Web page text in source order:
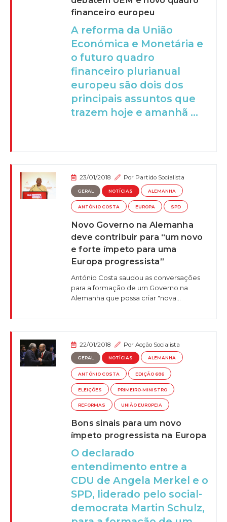
financeiro europeu
A reforma da União
Económica e Monetária e
o futuro quadro
financeiro plurianual
europeu são dois dos
principais assuntos que
trazem hoje e amanhã ...
23/01/2018 Por Partido Socialista
GERAL NOTÍCIAS ALEMANHA
ANTÓNIO COSTA EUROPA SPD
Novo Governo na Alemanha
deve contribuir para “um novo
e forte ímpeto para uma
Europa progressista”
António Costa saudou as conversações
para a formação de um Governo na
Alemanha que possa criar "nova...
22/01/2018 PorAcção Socialista
GERAL NOTÍCIAS ALEMANHA
ANTÓNIO COSTA EDIÇÃO 686
ELEIÇÕES PRIMEIRO-MINISTRO
REFORMAS UNIÃO EUROPEIA
Bons sinais para um novo
ímpeto progressista na Europa
O declarado
entendimento entre a
CDU de Angela Merkel e o
SPD, liderado pelo social-
democrata Martin Schulz,